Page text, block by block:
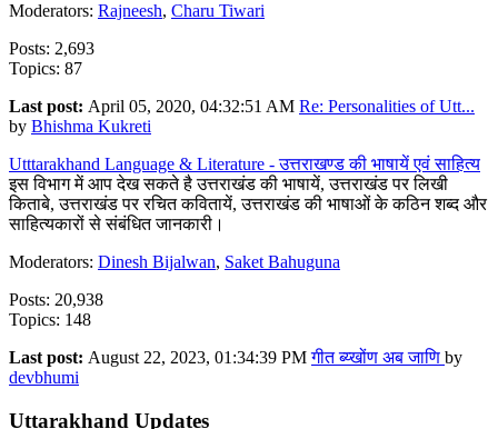
Moderators: Rajneesh, Charu Tiwari
Posts: 2,693
Topics: 87
Last post: April 05, 2020, 04:32:51 AM Re: Personalities of Utt...
by Bhishma Kukreti
Utttarakhand Language & Literature - उत्तराखण्ड की भाषायें एवं साहित्य
इस विभाग में आप देख सकते है उत्तराखंड की भाषायें, उत्तराखंड पर लिखी
किताबे, उत्तराखंड पर रचित कवितायें, उत्तराखंड की भाषाओं के कठिन शब्द और
साहित्यकारों से संबंधित जानकारी।
Moderators: Dinesh Bijalwan, Saket Bahuguna
Posts: 20,938
Topics: 148
Last post: August 22, 2023, 01:34:39 PMगीत ब्य्खोंण अब जाणि by
devbhumi
Uttarakhand Updates